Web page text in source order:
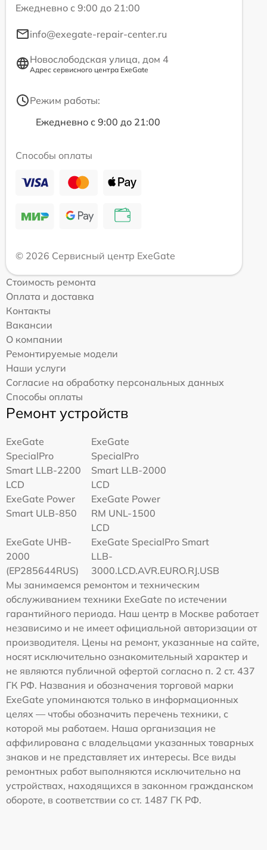
Ежедневно с 9:00 до 21:00
info@exegate-repair-center.ru
Новослободская улица, дом 4
Адрес сервисного центра ExeGate
Режим работы:
Ежедневно с 9:00 до 21:00
Способы оплаты
© 2026 Сервисный центр ExeGate
Стоимость ремонта
Оплата и доставка
Контакты
Вакансии
О компании
Ремонтируемые модели
Наши услуги
Согласие на обработку персональных данных
Способы оплаты
Ремонт устройств
ExeGate
SpecialPro
Smart LLB-2200
LCD
ExeGate
SpecialPro
Smart LLB-2000
LCD
ExeGate Power
Smart ULB-850
ExeGate Power
RM UNL-1500
LCD
ExeGate UHB-
2000
(EP285644RUS)
ExeGate SpecialPro Smart
LLB-
3000.LCD.AVR.EURO.RJ.USB
Мы занимаемся ремонтом и техническим
обслуживанием техники ExeGate по истечении
гарантийного периода. Наш центр в Москве работает
независимо и не имеет официальной авторизации от
производителя. Цены на ремонт, указанные на сайте,
носят исключительно ознакомительный характер и
не являются публичной офертой согласно п. 2 ст. 437
ГК РФ. Названия и обозначения торговой марки
ExeGate упоминаются только в информационных
целях — чтобы обозначить перечень техники, с
которой мы работаем. Наша организация не
аффилирована с владельцами указанных товарных
знаков и не представляет их интересы. Все виды
ремонтных работ выполняются исключительно на
устройствах, находящихся в законном гражданском
обороте, в соответствии со ст. 1487 ГК РФ.